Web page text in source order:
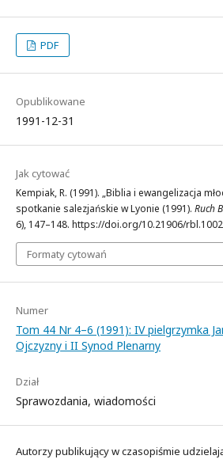
PDF
Opublikowane
1991-12-31
Jak cytować
Kempiak, R. (1991). „Biblia i ewangelizacja
spotkanie salezjańskie w Lyonie (1991). Ruch
6), 147–148. https://doi.org/10.21906/rbl.1002
Formaty cytowań
Numer
Tom 44 Nr 4–6 (1991): IV pielgrzymka
Ojczyzny i II Synod Plenarny
Dział
Sprawozdania, wiadomości
Autorzy publikujący w czasopiśmie